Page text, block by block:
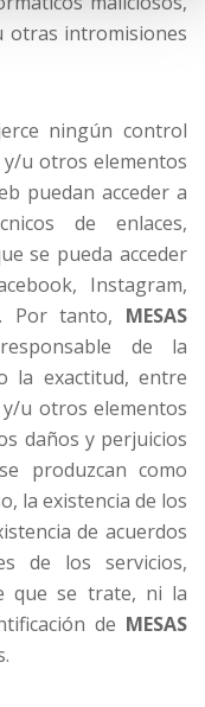
otras intromisiones
ningún control
u otros elementos
puedan acceder a
de enlaces,
se pueda acceder
Instagram,
Por tanto, MESAS
de la
la exactitud, entre
u otros elementos
daños y perjuicios
produzcan como
la existencia de los
de acuerdos
de los servicios,
que se trate, ni la
de MESAS